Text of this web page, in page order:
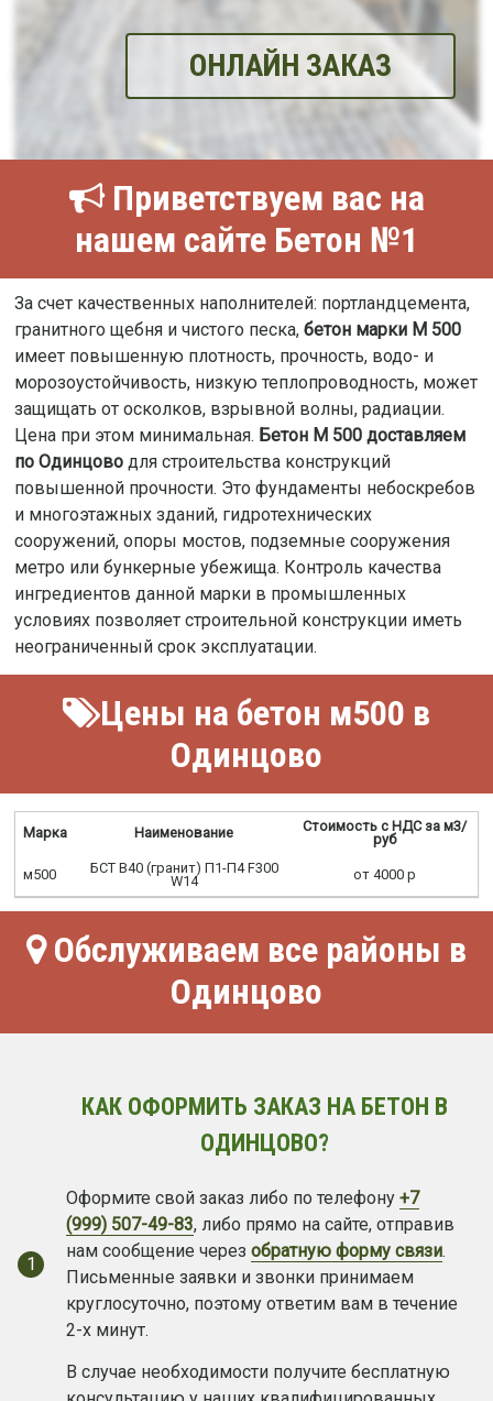
ОНЛАЙН ЗАКАЗ
Приветствуем вас на
нашем сайте Бетон №1
За счет качественных наполнителей: портландцемента,
гранитного щебня и чистого песка, бетон марки М 500
имеет повышенную плотность, прочность, водо- и
морозоустойчивость, низкую теплопроводность, может
защищать от осколков, взрывной волны, радиации.
Цена при этом минимальная. Бетон М 500 доставляем
по Одинцоводля строительства конструкций
повышенной прочности. Это фундаменты небоскребов
и многоэтажных зданий, гидротехнических
сооружений, опоры мостов, подземные сооружения
метро или бункерные убежища. Контроль качества
ингредиентов данной марки в промышленных
условиях позволяет строительной конструкции иметь
неограниченный срок эксплуатации.
Цены на бетон м500 в
Одинцово
Марка Наименование
Стоимость с НДС за м3/
руб
м500
БСТ В40 (гранит) П1-П4 F300
W14
от 4000 р
Обслуживаем все районы в
Одинцово
КАК ОФОРМИТЬ ЗАКАЗ НА БЕТОН В
ОДИНЦОВО?
1
Оформите свой заказ либо по телефону +7
(999) 507-49-83, либо прямо на сайте, отправив
нам сообщение через обратную форму связи.
Письменные заявки и звонки принимаем
круглосуточно, поэтому ответим вам в течение
2-х минут.
В случае необходимости получите бесплатную